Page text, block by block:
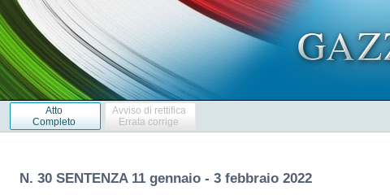
Atto
Completo
Avviso di rettifica
Errata corrige
N. 30 SENTENZA 11 gennaio - 3 febbraio 2022